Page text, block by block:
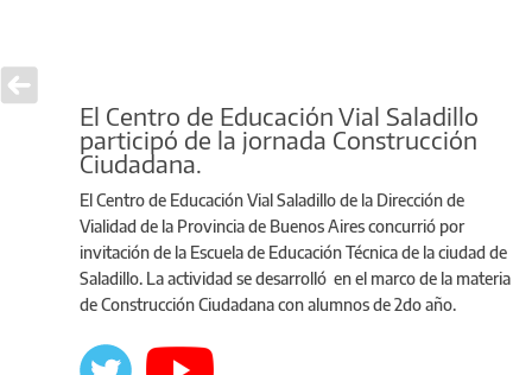
El Centro de Educación Vial Saladillo
participó de la jornada Construcción
Ciudadana.
El Centro de Educación Vial Saladillo de la Dirección de
Vialidad de la Provincia de Buenos Aires concurrió por
invitación de la Escuela de Educación Técnica de la ciudad de
Saladillo. La actividad se desarrolló en el marco de la materia
de Construcción Ciudadana con alumnos de 2do año.